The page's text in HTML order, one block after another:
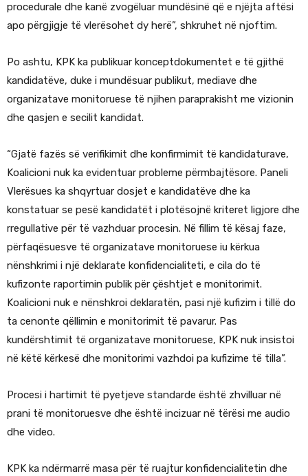
procedurale dhe kanë zvogëluar mundësinë që e njëjta aftësi
apo përgjigje të vlerësohet dy herë”, shkruhet në njoftim.
Po ashtu, KPK ka publikuar konceptdokumentet e të gjithë
kandidatëve, duke i mundësuar publikut, mediave dhe
organizatave monitoruese të njihen paraprakisht me vizionin
dhe qasjen e secilit kandidat.
“Gjatë fazës së verifikimit dhe konfirmimit të kandidaturave,
Koalicioni nuk ka evidentuar probleme përmbajtësore. Paneli
Vlerësues ka shqyrtuar dosjet e kandidatëve dhe ka
konstatuar se pesë kandidatët i plotësojnë kriteret ligjore dhe
rregullative për të vazhduar procesin. Në fillim të kësaj faze,
përfaqësuesve të organizatave monitoruese iu kërkua
nënshkrimi i një deklarate konfidencialiteti, e cila do të
kufizonte raportimin publik për çështjet e monitorimit.
Koalicioni nuk e nënshkroi deklaratën, pasi një kufizim i tillë do
ta cenonte qëllimin e monitorimit të pavarur. Pas
kundërshtimit të organizatave monitoruese, KPK nuk insistoi
në këtë kërkesë dhe monitorimi vazhdoi pa kufizime të tilla”.
Procesi i hartimit të pyetjeve standarde është zhvilluar në
prani të monitoruesve dhe është incizuar në tërësi me audio
dhe video.
KPK ka ndërmarrë masa për të ruajtur konfidencialitetin dhe